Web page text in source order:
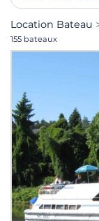
Location Bateau
155 bateaux